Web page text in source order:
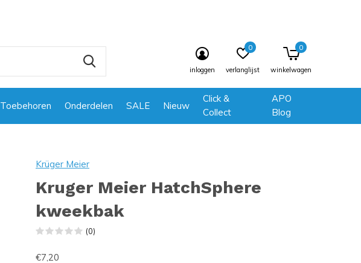
Toebehoren Onderdelen SALE Nieuw
Click &
Collect
APO
Blog
inloggen verlanglijst
0
winkelwagen
0
Krüger Meier
Kruger Meier HatchSphere
kweekbak
(0)
€7,20